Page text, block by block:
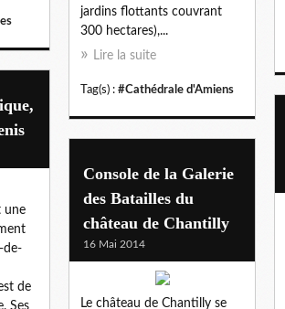
jardins flottants couvrant
300 hectares),...
Lire la suite
Tag(s) : #Cathédrale d'Amiens
une
de-
de
Ses
Console de la Galerie
des Batailles du
château de Chantilly
16 Mai 2014
Le château de Chantilly se